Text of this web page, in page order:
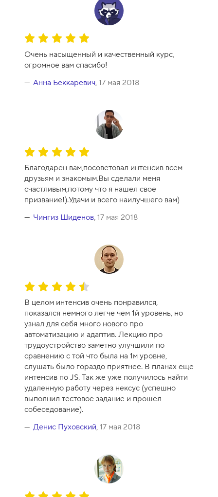
О
е
н
к
-
1
0
Очень насыщенный и качественный курс,
огромное вам спасибо!
Анна Беккаревич, 17 мая 2018
О
е
н
к
а
к
0
Благодарен вам,посоветовал интенсив всем
друзьям и знакомым.Вы сделали меня
счастливым,потому что я нашел свое
призвание!).Удачи и всего наилучшего вам)
Чингиз Шиденов, 17 мая 2018
О
ц
е
н
к
а
к
у
р
с
а
-
9
В целом интенсив очень понравился,
показался немного легче чем 1й уровень, но
узнал для себя много нового про
автоматизацию и адаптив. Лекцию про
трудоустройство заметно улучшили по
сравнению с той что была на 1м уровне,
слушать было гораздо приятнее. В планах ещё
интенсив по JS. Так же уже получилось найти
удаленную работу через нексус (успешно
выполнил тестовое задание и прошел
собеседование).
Денис Пуховский, 17 мая 2018